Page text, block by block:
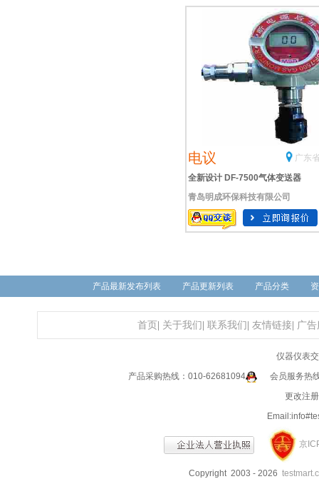
电议
广东
全新设计 DF-7500气体变送器
青岛明成环保科技有限公司
产品最新发布列表 产品更新列表 产品分类
首页 关于我们 联系我们 友情链接| 广告
仪器仪表
产品采购热线：010-62681094
会员服务热
更改注
京
Copyright 2003 - 2026